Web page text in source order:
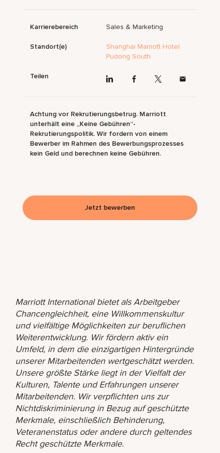
Marriott International bietet als Arbeitgeber
Chancengleichheit, eine Willkommenskultur
und vielfältige Möglichkeiten zur beruflichen
Weiterentwicklung. Wir fördern aktiv ein
Umfeld, in dem die einzigartigen Hintergründe
unserer Mitarbeitenden wertgeschätzt werden.
Unsere größte Stärke liegt in der Vielfalt der
Kulturen, Talente und Erfahrungen unserer
Mitarbeitenden. Wir verpflichten uns zur
Nichtdiskriminierung in Bezug auf geschützte
Merkmale, einschließlich Behinderung,
Veteranenstatus oder andere durch geltendes
Recht geschützte Merkmale.
Karrierebereich Sales & Marketing
Standort(e)
Shanghai Marriott Hotel
Pudong South
Teilen
Achtung vor Rekrutierungsbetrug. Marriott
unterhält eine „Keine Gebühren“-
Rekrutierungspolitik. Wir fordern von einem
Bewerber im Rahmen des Bewerbungsprozesses
kein Geld und berechnen keine Gebühren.
Jetzt bewerben